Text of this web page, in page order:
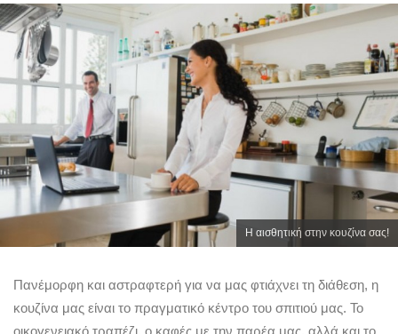
Η αισθητική στην κουζίνα σας!
Πανέμορφη και αστραφτερή για να μας φτιάχνει τη διάθεση, η
κουζίνα μας είναι το πραγματικό κέντρο του σπιτιού μας. Το
οικογενειακό τραπέζι, ο καφές με την παρέα μας, αλλά και το